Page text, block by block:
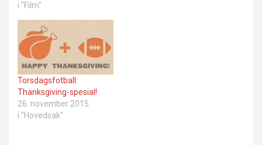
i "Film"
Torsdagsfotball:
Thanksgiving-spesial!
26. november 2015
i "Hovedsak"